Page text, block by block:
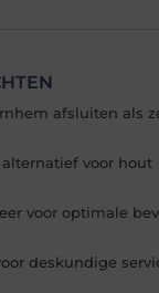
afsluiten als
voor hout
voor optimale
deskundige